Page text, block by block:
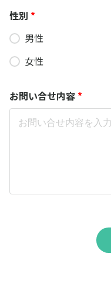
性別 *
男性
女性
お問い合せ内容 *